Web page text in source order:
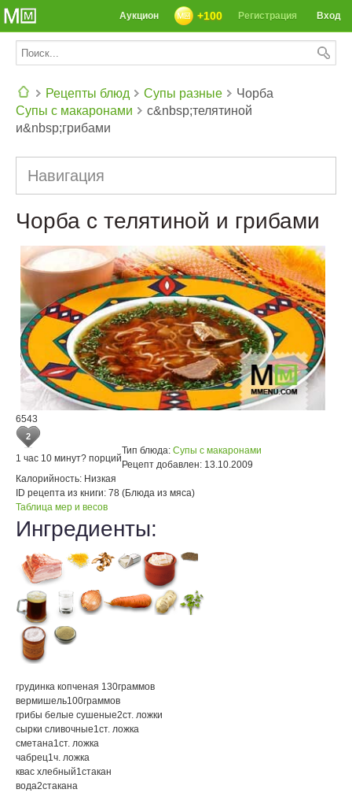
Вход
Регистрация
+100
Аукцион
Рецепты блюд
Супы разные
Супы с макаронами
Чорба
с&nbsp;телятиной
и&nbsp;грибами
Навигация
Чорба с телятиной и грибами
6543
2
1 час 10 минут? порций
Тип блюда: Супы с макаронами
Рецепт добавлен: 13.10.2009
Калорийность: Низкая
ID рецепта из книги: 78 (Блюда из мяса)
Таблица мер и весов
Ингредиенты:
грудинка копченая 130граммов
вермишель100граммов
грибы белые сушеные2ст. ложки
сырки сливочные1ст. ложка
сметана1ст. ложка
чабрец1ч. ложка
квас хлебный1стакан
вода2стакана